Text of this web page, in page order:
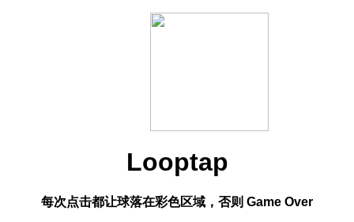
Looptap
每次点击都让球落在彩色区域，否则 Game Over